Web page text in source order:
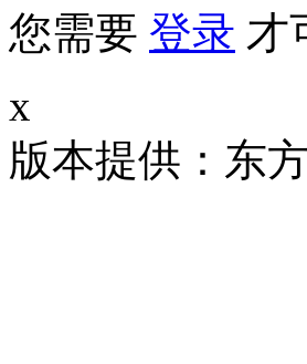
您需要 登录 才
x
版本提供：东